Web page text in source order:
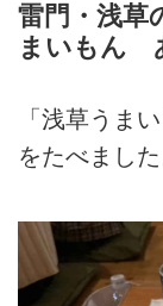
雷門・浅草
まいもん
「浅草うま
をたべました